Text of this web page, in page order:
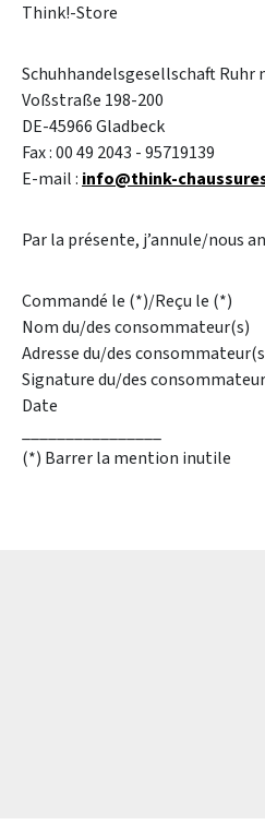
Think!-Store
Schuhhandelsgesellschaft Ruhr
Voßstraße 198-200
DE-45966 Gladbeck
Fax : 00 49 2043 - 95719139
E-mail : info@think-
Par la présente, j’annule/nous
Commandé le (*)/Reçu le (*)
Nom du/des consommateur(s)
Adresse du/des
Signature du/des
Date
(*) Barrer la mention inutile